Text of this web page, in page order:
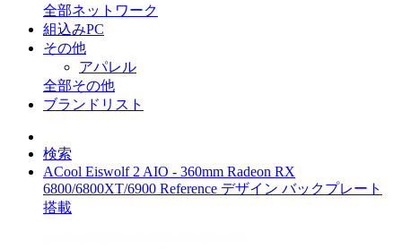
全部ネットワーク
組込みPC
その他
アパレル
全部その他
ブランドリスト
検索
ACool Eiswolf 2 AIO - 360mm Radeon RX
6800/6800XT/6900 Reference デザイン バックプレート
搭載